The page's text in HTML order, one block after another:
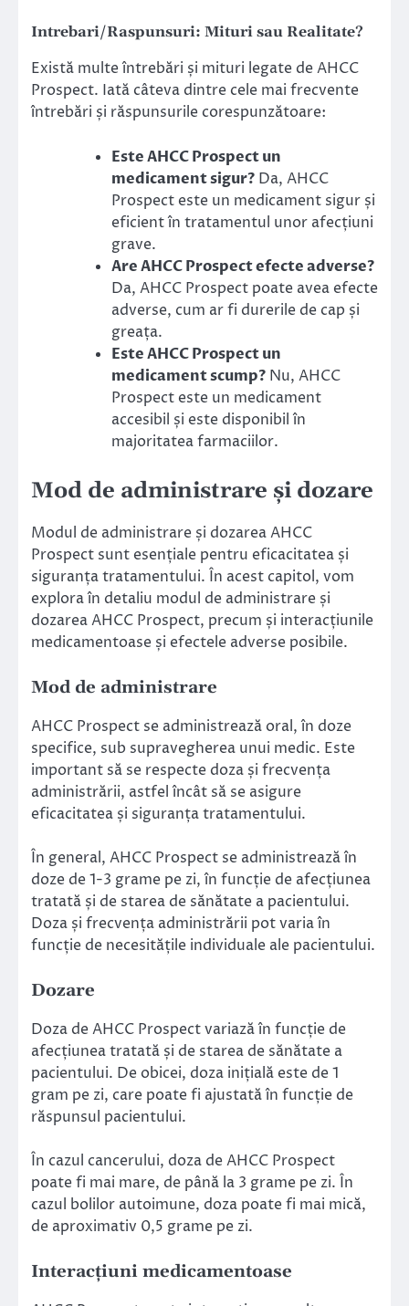
Intrebari/Raspunsuri: Mituri sau Realitate?
Există multe întrebări și mituri legate de AHCC
Prospect. Iată câteva dintre cele mai frecvente
întrebări și răspunsurile corespunzătoare:
Este AHCC Prospect un
medicament sigur? Da, AHCC
Prospect este un medicament sigur și
eficient în tratamentul unor afecțiuni
grave.
Are AHCC Prospect efecte adverse?
Da, AHCC Prospect poate avea efecte
adverse, cum ar fi durerile de cap și
greața.
Este AHCC Prospect un
medicament scump? Nu, AHCC
Prospect este un medicament
accesibil și este disponibil în
majoritatea farmaciilor.
Mod de administrare și dozare
Modul de administrare și dozarea AHCC
Prospect sunt esențiale pentru eficacitatea și
siguranța tratamentului. În acest capitol, vom
explora în detaliu modul de administrare și
dozarea AHCC Prospect, precum și interacțiunile
medicamentoase și efectele adverse posibile.
Mod de administrare
AHCC Prospect se administrează oral, în doze
specifice, sub supravegherea unui medic. Este
important să se respecte doza și frecvența
administrării, astfel încât să se asigure
eficacitatea și siguranța tratamentului.
În general, AHCC Prospect se administrează în
doze de 1-3 grame pe zi, în funcție de afecțiunea
tratată și de starea de sănătate a pacientului.
Doza și frecvența administrării pot varia în
funcție de necesitățile individuale ale pacientului.
Dozare
Doza de AHCC Prospect variază în funcție de
afecțiunea tratată și de starea de sănătate a
pacientului. De obicei, doza inițială este de 1
gram pe zi, care poate fi ajustată în funcție de
răspunsul pacientului.
În cazul cancerului, doza de AHCC Prospect
poate fi mai mare, de până la 3 grame pe zi. În
cazul bolilor autoimune, doza poate fi mai mică,
de aproximativ 0,5 grame pe zi.
Interacțiuni medicamentoase